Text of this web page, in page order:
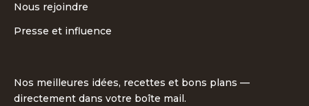
Nous rejoindre
Presse et influence
Nos meilleures idées, recettes et bons plans —
directement dans votre boîte mail.